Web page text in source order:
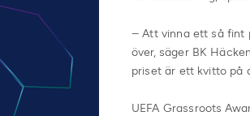
– Att vinna ett så fint
över, säger BK
priset är ett kvitto på
UEFA Grassroots